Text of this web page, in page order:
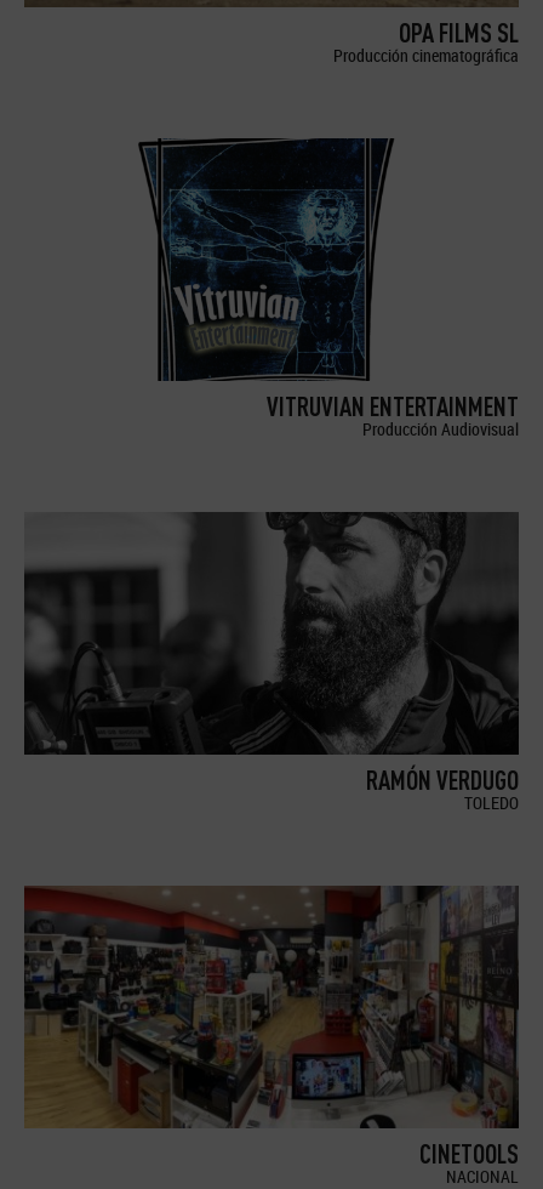
OPA FILMS SL
Producción cinematográfica
VITRUVIAN ENTERTAINMENT
Producción Audiovisual
RAMÓN VERDUGO
TOLEDO
CINETOOLS
NACIONAL